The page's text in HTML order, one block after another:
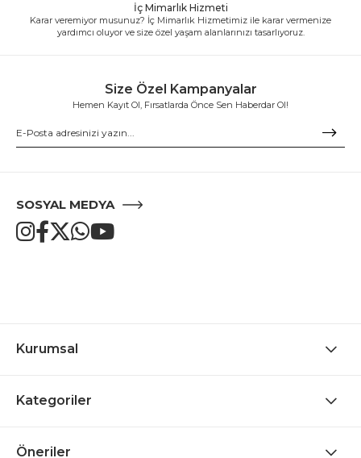
İç Mimarlık Hizmeti
Karar veremiyor musunuz? İç Mimarlık Hizmetimiz ile karar vermenize
yardımcı oluyor ve size özel yaşam alanlarınızı tasarlıyoruz.
Size Özel Kampanyalar
Hemen Kayıt Ol, Fırsatlarda Önce Sen Haberdar Ol!
SOSYAL MEDYA
Kurumsal
Kategoriler
Öneriler